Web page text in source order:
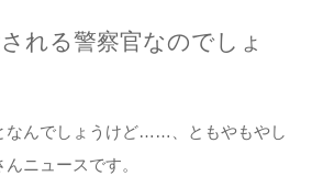
れる警察官なのでしょ
なんでしょうけど……、ともやもやし
ニュースです。